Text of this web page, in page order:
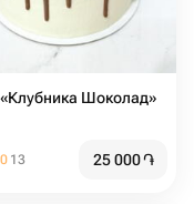
Торт «Клубника Шоколад»
13 25 000֏